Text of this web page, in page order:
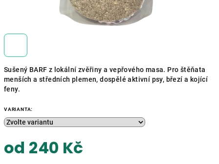
Sušený BARF z lokální zvěřiny a vepřového masa. Pro štěňata
menších a středních plemen, dospělé aktivní psy, březí a kojící
feny.
VARIANTA:
od 240 Kč